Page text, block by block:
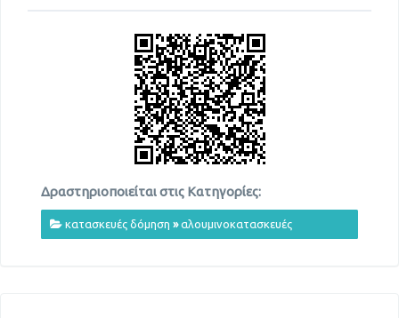
Δραστηριοποιείται στις Κατηγορίες:
κατασκευές δόμηση »αλουμινοκατασκευές